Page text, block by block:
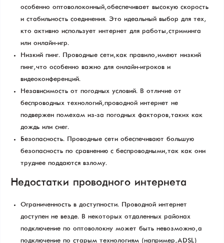
особенно оптоволоконный, обеспечивает высокую скорость
и стабильность соединения. Это идеальный выбор для тех,
кто активно использует интернет для работы, стриминга
или онлайн-игр.
Низкий пинг. Проводные сети, как правило, имеют низкий
пинг, что особенно важно для онлайн-игроков и
видеоконференций.
Независимость от погодных условий. В отличие от
беспроводных технологий, проводной интернет не
подвержен помехам из-за погодных факторов, таких как
дождь или снег.
Безопасность. Проводные сети обеспечивают большую
безопасность по сравнению с беспроводными, так как они
труднее поддаются взлому.
Недостатки проводного интернета
Ограниченность в доступности. Проводной интернет
доступен не везде. В некоторых отдаленных районах
подключение по оптоволокну может быть невозможно, а
подключение по старым технологиям (например, ADSL) —